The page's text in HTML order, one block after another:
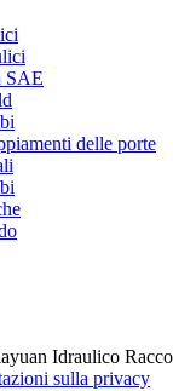
SAE
delle porte
Idraulico
sulla privacy